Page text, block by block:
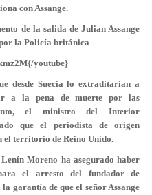
con Assange.
de la salida de Julian Assange
la Policía británica
youtube}
desde Suecialo extraditarían a
a la pena de muerte por las
el ministro del Interior
que el periodista de origen
el territorio de Reino Unido.
Moreno ha asegurado haber
el arresto del fundador de
garantía de que el señor Assange